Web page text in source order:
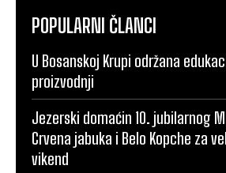
POPULARNI ČLANCI
U Bosanskoj Krupi održana
proizvodnji
Jezerski domaćin 10. jubilarnog
Crvena jabuka i Belo Kopche za
vikend